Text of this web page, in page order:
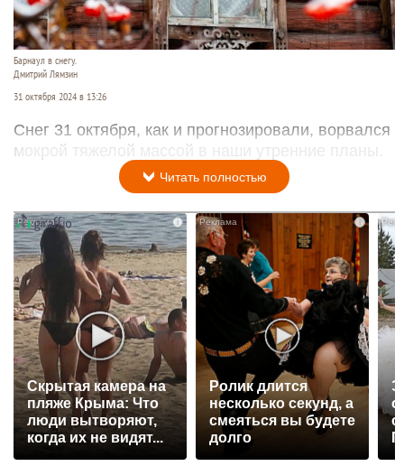
Барнаул в снегу.
Дмитрий Лямзин
31 октября 2024 в 13:26
Снег 31 октября, как и прогнозировали, ворвался
мокрой тяжелой массой в наши утренние планы.
Читать полностью
i
Скрытая камера на
пляже Крыма: Что
люди вытворяют,
когда их не видят...
Ролик длится
несколько секунд, а
смеяться вы будете
долго